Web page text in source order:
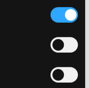
Ffotonig yn sector